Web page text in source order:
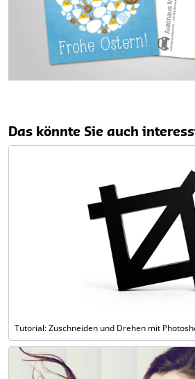
Das könnte Sie auch
Tutorial: Zuschneiden und Drehen mit